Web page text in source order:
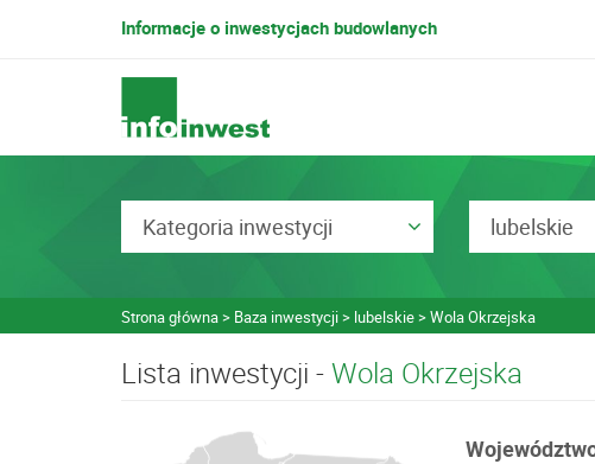
Informacje o inwestycjach budowlanych
Kategoria inwestycji lubelskie
Strona główna Baza inwestycji lubelskie Wola Okrzejska
Lista inwestycji - Wola Okrzejska